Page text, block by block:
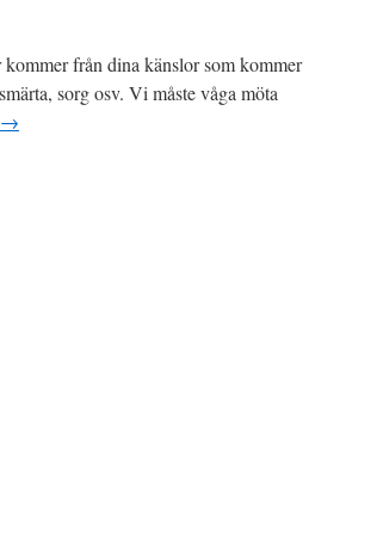
från dina känslor som kommer
sorg osv. Vi måste våga möta
→